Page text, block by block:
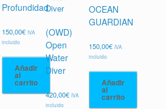
Profundidad
150,00€ IVA
incluido
Añadir
al
carrito
(OWD)
Open
Water
Diver
420,00€ IVA
incluido
OCEAN
GUARDIAN
150,00€ IVA
incluido
Añadir
al
carrito